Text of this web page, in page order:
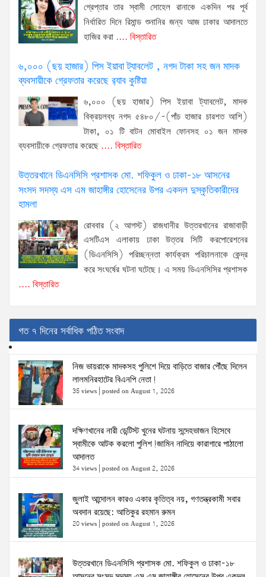
গ্রেপ্তার তার স্বামী সোহেল রানাকে একদিন পর পূর্ব
নির্ধারিত দিনে রিমান্ড শুনানির জন্য আজ ঢাকার আদালতে
হাজির করা .... বিস্তারিত
৬,০০০ (ছয় হাজার) পিস ইয়াবা ট্যাবলেট , নগদ টাকা সহ জন মাদক
ব্যবসায়ীকে গ্রেফতার করেছে র‌্যাব কুষ্টিয়া
৬,০০০ (ছয় হাজার) পিস ইয়াবা ট্যাবলেট, মাদক
বিক্রয়লব্ধ নগদ ৫৪৮০/-(পাঁচ হাজার চারশত আশি)
টাকা, ০১ টি বাটন মোবাইল ফোনসহ ০১ জন মাদক
ব্যবসায়ীকে গ্রেফতার করেছে .... বিস্তারিত
উত্তরখানে ডিএনসিসি প্রশাসক মো. শফিকুল ও ঢাকা-১৮ আসনের
সংসদ সদস্য এস এম জাহাঙ্গীর হোসেনের উপর একদল দুস্কৃতিকারীদের
হামলা
রোববার (২ আগস্ট) রাজধানীর উত্তরখানের রাজাবাড়ী
এসটিএস এলাকায় ঢাকা উত্তর সিটি করপোরেশনের
(ডিএনসিসি) পরিচ্ছন্নতা কার্যক্রম পরিচালনাকে কেন্দ্র
করে সংঘর্ষের ঘটনা ঘটেছে। এ সময় ডিএনসিসির প্রশাসক
.... বিস্তারিত
গত ৭ দিনের সর্বাধিক পঠিত সংবাদ
নিজ ভায়রাকে মাদকসহ পুলিশে দিয়ে বাড়িতে বাজার পৌঁছে দিলেন
লালমনিরহাটের বিএনপি নেতা!
35 views posted on August 1, 2026
দক্ষিণখানের নারী ডেন্টিস্ট খুনের ঘটনায় সন্দেহভাজন হিসেবে
স্বামীকে আটক করলো পুলিশ!জামিন নাদিয়ে কারাগারে পাঠালো
আদালত
34 views posted on August 2, 2026
জুলাই আন্দোলন কারও একার কৃতিত্ব নয়, গণতন্ত্রকামী সবার
অবদান রয়েছে: আতিকুর রহমান রুমন
20 views posted on August 1, 2026
উত্তরখানে ডিএনসিসি প্রশাসক মো. শফিকুল ও ঢাকা-১৮